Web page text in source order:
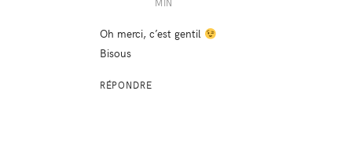
MIN
Oh merci, c’est gentil
Bisous
RÉPONDRE